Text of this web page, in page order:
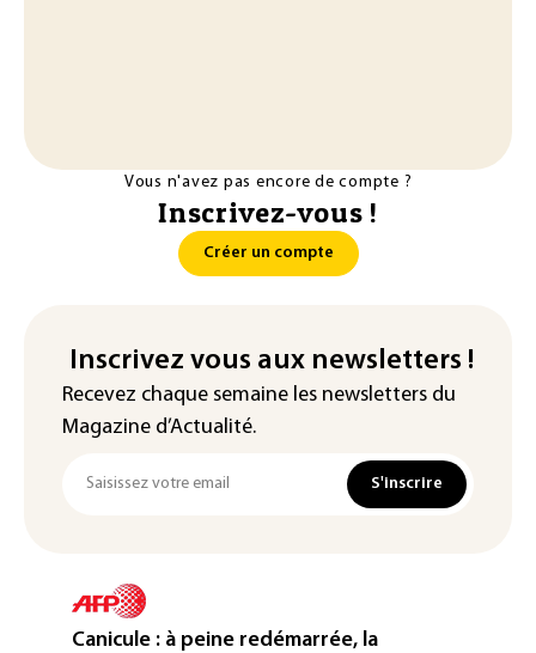
Vous n'avez pas encore de compte ?
Inscrivez-vous !
Créer un compte
Inscrivez vous aux newsletters !
Recevez chaque semaine les newsletters du
Magazine d’Actualité.
S'inscrire
Canicule : à peine redémarrée, la